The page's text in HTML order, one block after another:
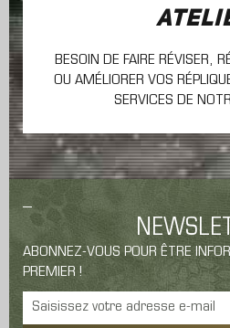
BESOIN DE FAIRE RÉVISER,
OU AMÉLIORER VOS
SERVICES DE
ABONNEZ-VOUS POUR ÊTRE
PREMIER !